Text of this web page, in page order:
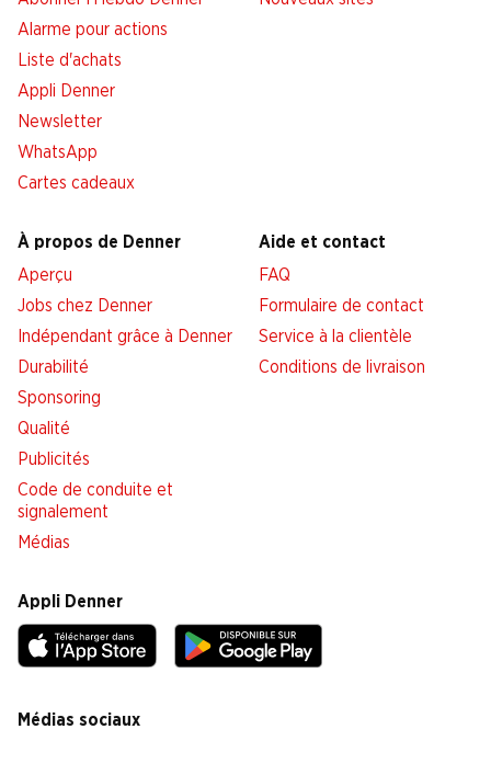
Alarme pour actions
Liste d'achats
Appli Denner
Newsletter
WhatsApp
Cartes cadeaux
À propos de Denner
Aperçu
Jobs chez Denner
Indépendant grâce à Denner
Durabilité
Sponsoring
Qualité
Publicités
Code de conduite et
signalement
Médias
Aide et contact
FAQ
Formulaire de contact
Service à la clientèle
Conditions de livraison
Appli Denner
Médias sociaux